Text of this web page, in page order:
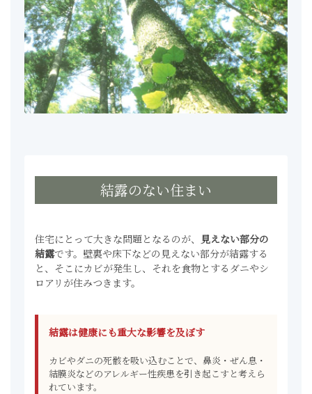
結露のない住まい
住宅にとって大きな問題となるのが、
見えない部分の
結露です。壁裏や床下などの見えない部分が結露する
と、そこにカビが発生し、それを食物とするダニやシ
ロアリが住みつきます。
結露は健康にも重大な影響を及ぼす
カビやダニの死骸を吸い込むことで、鼻炎・ぜん息・
結膜炎などのアレルギー性疾患を引き起こすと考えら
れています。